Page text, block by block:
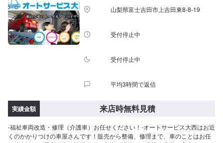
山梨県富士吉田市上吉田東8-8-19
受付停止中
受付停止中
平均3時間で返信
実績金額 来店時無料見積
-福祉車両改造・修理（介護車）お任せください！-オートサービス大西はお近
くのかかりつけの車屋さんです！販売から整備、修理まで、車のことはお任